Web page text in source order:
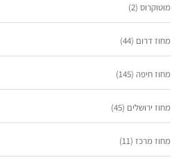
מוטוקרוס (2)
מחוז דרום (44)
מחוז חיפה (145)
מחוז ירושלים (45)
מחוז מרכז (11)